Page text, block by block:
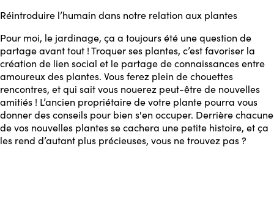
Réintroduire l’humain dans notre relation aux plantes
Pour moi, le jardinage, ça a toujours été une question de
partage avant tout ! Troquer ses plantes, c’est favoriser la
création de lien social et le partage de connaissances entre
amoureux des plantes. Vous ferez plein de chouettes
rencontres, et qui sait vous nouerez peut-être de nouvelles
amitiés ! L’ancien propriétaire de votre plante pourra vous
donner des conseils pour bien s'en occuper. Derrière chacune
de vos nouvelles plantes se cachera une petite histoire, et ça
les rend d’autant plus précieuses, vous ne trouvez pas ?